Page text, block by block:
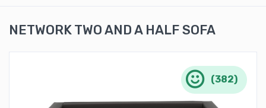
NETWORK TWO AND A HALF SOFA
(382)